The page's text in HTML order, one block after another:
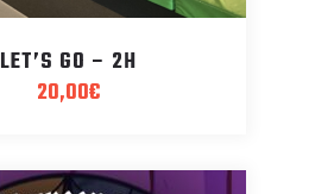
LET’S GO – 2H
20,00€